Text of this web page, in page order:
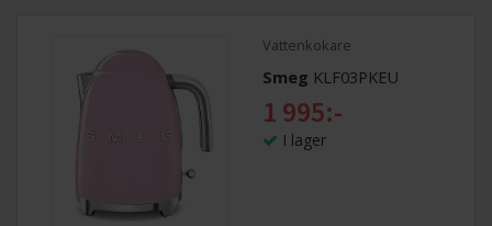
Vattenkokare
Smeg KLF03PKEU
1 995:-
I lager